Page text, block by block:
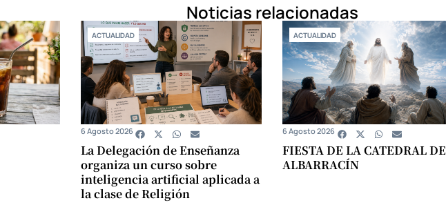
Noticias relacionadas
ACTUALIDAD
La Delegación de Enseñanza
organiza un curso sobre
inteligencia artificial aplicada a
la clase de Religión
6 Agosto 2026
ACTUALIDAD
FIESTA DE LA CATEDRAL DE
ALBARRACÍN
6 Agosto 2026